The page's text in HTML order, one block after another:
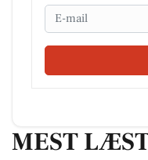
Email
MEST